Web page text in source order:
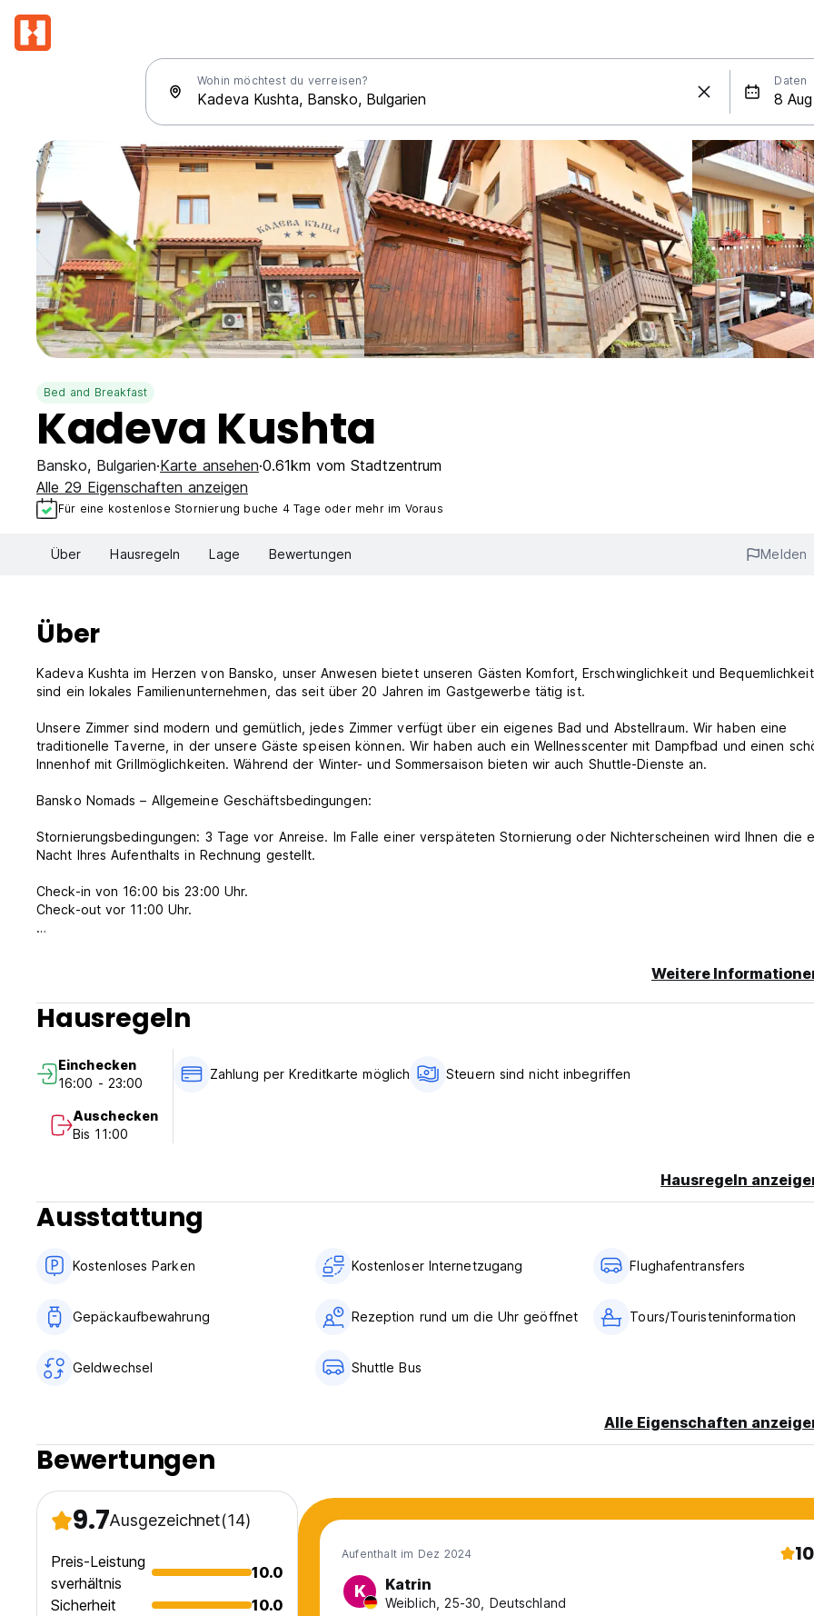
Wohin möchtest du verreisen? Daten
Bed and Breakfast
Kadeva Kushta
Bansko, Bulgarien Karte ansehen 0.61km vom Stadtzentrum
Alle 29 Eigenschaften anzeigen
Für eine kostenlose Stornierung buche 4 Tage oder mehr im Voraus
Über Hausregeln Lage Bewertungen Melden
Über
Kadeva Kushta im Herzen von Bansko, unser Anwesen bietet unseren Gästen Komfort, Erschwinglichkeit und
sind ein lokales Familienunternehmen, das seit über 20 Jahren im Gastgewerbe tätig ist.
Unsere Zimmer sind modern und gemütlich, jedes Zimmer verfügt über ein eigenes Bad und Abstellraum. Wir haben eine
traditionelle Taverne, in der unsere Gäste speisen können. Wir haben auch ein Wellnesscenter mit Dampfbad und einen
Innenhof mit Grillmöglichkeiten. Während der Winter- und Sommersaison bieten wir auch Shuttle-Dienste an.
Bansko Nomads – Allgemeine Geschäftsbedingungen:
Stornierungsbedingungen: 3 Tage vor Anreise. Im Falle einer verspäteten Stornierung oder Nichterscheinen wird Ihnen die
Nacht Ihres Aufenthalts in Rechnung gestellt.
Check-in von 16:00 bis 23:00 Uhr.
Check-out vor 11:00 Uhr.
Steuern nicht inbegriffen - 1,00 €
Frühstück nicht inbegriffen.
24-Stunden-Rezeption.
Keine Ausgangssperre.
(Auto-translated from original language)
Weitere
Hausregeln
Einchecken
16:00 - 23:00
Auschecken
Bis 11:00
Zahlung per Kreditkarte möglich Steuern sind nicht inbegriffen
Hausregeln
Ausstattung
Kostenloses Parken Kostenloser Internetzugang Flughafentransfers
Gepäckaufbewahrung Rezeption rund um die Uhr geöffnet Tours/Touristeninformation
Geldwechsel Shuttle Bus
Alle Eigenschaften
Bewertungen
9.7Ausgezeichnet(14)
Preis-Leistung
sverhältnis
10.0
Sicherheit
10.0
Aufenthalt im Dez 2024 10
K Katrin
Weiblich, 25-30, Deutschland